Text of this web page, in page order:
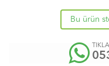
Bu ürün